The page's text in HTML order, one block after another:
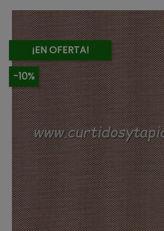
¡EN OFERTA!
-10%